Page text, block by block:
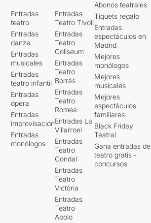
Entradas
teatro
Entradas
danza
Entradas
musicales
Entradas
teatro infantil
Entradas
ópera
Entradas
improvisación
Entradas
monólogos
Entradas
Teatro Tívoli
Entradas
Teatro
Coliseum
Entradas
Teatro
Borrás
Entradas
Teatro
Romea
Entradas La
Villarroel
Entradas
Teatro
Condal
Entradas
Teatro
Victòria
Entradas
Teatro
Apolo
Abonos teatrales
Tiquets regalo
Entradas
espectáculos en
Madrid
Mejores
monólogos
Mejores
musicales
Mejores
espectáculos
familiares
Black Friday
Teatral
Gana entradas de
teatro gratis -
concursos